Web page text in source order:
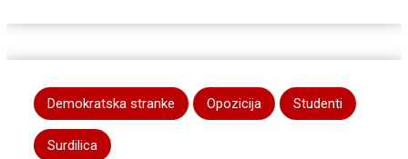
Demokratska stranke Opozicija Studenti
Surdilica